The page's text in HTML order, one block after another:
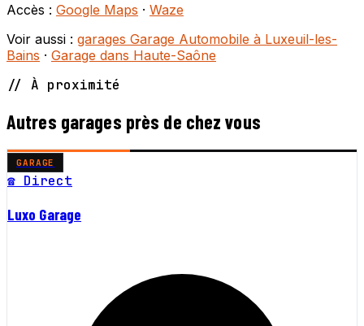
Accès : Google Maps · Waze
Voir aussi : garages Garage Automobile à Luxeuil-les-
Bains · Garage dans Haute-Saône
// À proximité
Autres garages près de chez vous
GARAGE
☎ Direct
Luxo Garage